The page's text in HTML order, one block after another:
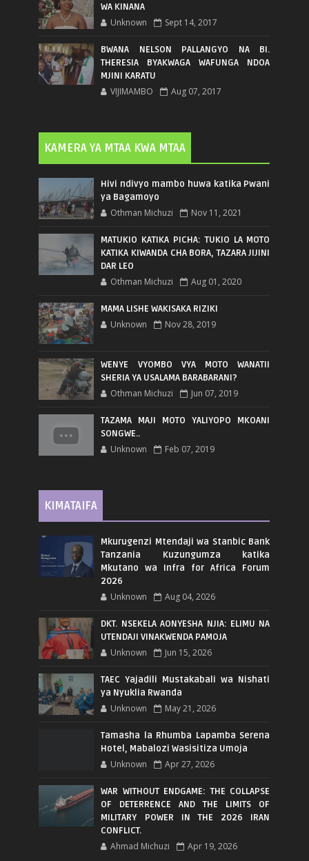
WA KINANA
Unknown Sept 14, 2017
BWANA NELSON PALLANGYO NA BI.
THERESIA BYAKWAGA WAFUNGA NDOA
MJINI KARATU
VIJIMAMBO Aug 07, 2017
KAMERA YA MTAA KWA MTAA
Hivi ndivyo mambo huwa katika Pwani
ya Bagamoyo
Othman Michuzi Nov 11, 2021
MATUKIO KATIKA PICHA: TUKIO LA MOTO
KATIKA KIWANDA CHA BORA, TAZARA JIJINI
DAR LEO
Othman Michuzi Aug 01, 2020
MAMA LISHE WAKISAKA RIZIKI
Unknown Nov 28, 2019
WENYE VYOMBO VYA MOTO WANATII
SHERIA YA USALAMA BARABARANI?
Othman Michuzi Jun 07, 2019
TAZAMA MAJI MOTO YALIYOPO MKOANI
SONGWE..
Unknown Feb 07, 2019
KIMATAIFA
Mkurugenzi Mtendaji wa Stanbic Bank
Tanzania Kuzungumza katika
Mkutano wa Infra for Africa Forum
2026
Unknown Aug 04, 2026
DKT. NSEKELA AONYESHA NJIA: ELIMU NA
UTENDAJI VINAKWENDA PAMOJA
Unknown Jun 15, 2026
TAEC Yajadili Mustakabali wa Nishati
ya Nyuklia Rwanda
Unknown May 21, 2026
Tamasha la Rhumba Lapamba Serena
Hotel, Mabalozi Wasisitiza Umoja
Unknown Apr 27, 2026
WAR WITHOUT ENDGAME: THE COLLAPSE
OF DETERRENCE AND THE LIMITS OF
MILITARY POWER IN THE 2026 IRAN
CONFLICT.
Ahmad Michuzi Apr 19, 2026